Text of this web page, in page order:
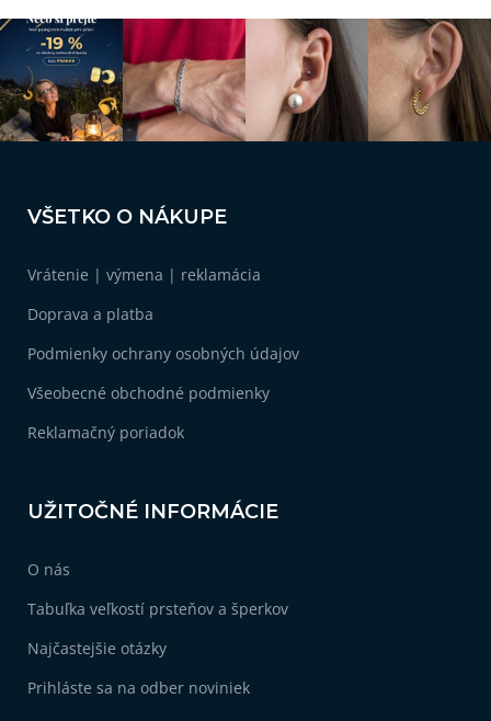
i
e
p
r
k
y
u
VŠETKO O NÁKUPE
Vrátenie | výmena | reklamácia
Doprava a platba
Podmienky ochrany osobných údajov
Všeobecné obchodné podmienky
Reklamačný poriadok
UŽITOČNÉ INFORMÁCIE
O nás
Tabuľka veľkostí prsteňov a šperkov
Najčastejšie otázky
Prihláste sa na odber noviniek